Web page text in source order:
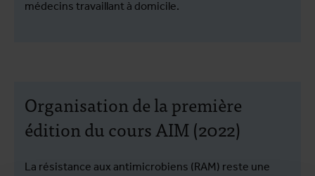
médecins travaillant à domicile.
Organisation de la première
édition du cours AIM (2022)
La résistance aux antimicrobiens (RAM) reste une